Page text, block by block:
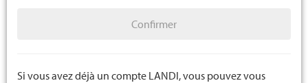
Confirmer
Si vous avez déjà un compte LANDI, vous pouvez vous